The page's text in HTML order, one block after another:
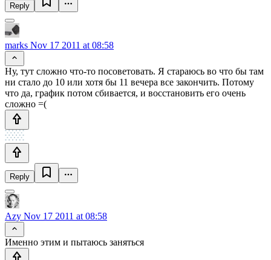
Reply
marks Nov 17 2011 at 08:58
Ну, тут сложно что-то посоветовать. Я стараюсь во что бы там
ни стало до 10 или хотя бы 11 вечера все закончить. Потому
что да, график потом сбивается, и восстановить его очень
сложно =(
Reply
Azy Nov 17 2011 at 08:58
Именно этим и пытаюсь заняться